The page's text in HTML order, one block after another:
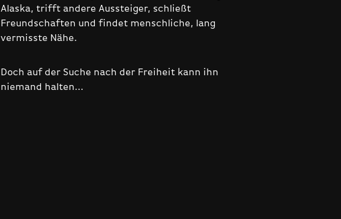
Alaska, trifft andere Aussteiger, schließt
Freundschaften und findet menschliche, lang
vermisste Nähe.
Doch auf der Suche nach der Freiheit kann ihn
niemand halten…